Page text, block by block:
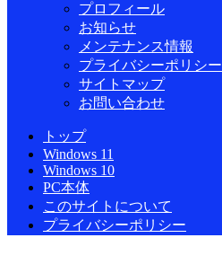
プロフィール
お知らせ
メンテナンス情報
プライバシーポリシー
サイトマップ
お問い合わせ
トップ
Windows 11
Windows 10
PC本体
このサイトについて
プライバシーポリシー